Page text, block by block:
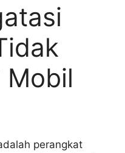
Mobil
perangkat